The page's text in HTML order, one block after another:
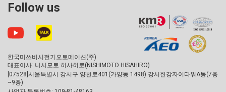
Follow us
한국미쓰비시전기오토메이션(주)
대표이사: 니시모토 히사히로(NISHIMOTO HISAHIRO)
[07528]서울특별시 강서구 양천로401(가양동 1498) 강서한강자이타워A동(7층
~9층)